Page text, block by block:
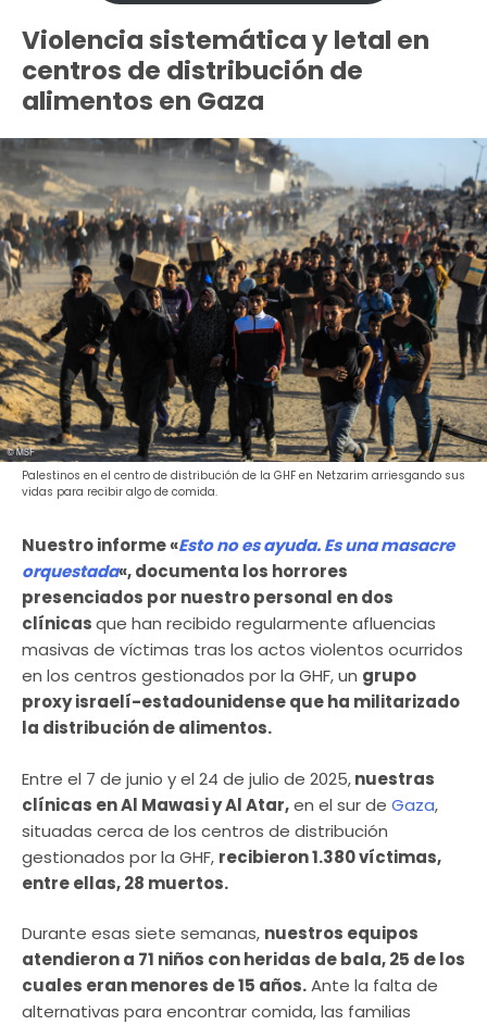
Violencia sistemática y letal en
centros de distribución de
alimentos en Gaza
Palestinos en el centro de distribución de la GHF en Netzarim arriesgando sus
vidas para recibir algo de comida.
Nuestro informe «Esto no es ayuda.Es una masacre
orquestada«, documenta los horrores
presenciados por nuestro personal en dos
clínicasque han recibido regularmente afluencias
masivas de víctimas tras los actos violentos ocurridos
en los centros gestionados por la GHF, un grupo
proxy israelí-estadounidense que ha militarizado
la distribución de alimentos.
Entre el 7 de junio y el 24 de julio de 2025,nuestras
clínicas en Al Mawasi y Al Atar,en el sur de Gaza,
situadas cerca de los centros de distribución
gestionados por la GHF, recibieron 1.380 víctimas,
entre ellas, 28 muertos.
Durante esas siete semanas, nuestros equipos
atendieron a 71 niños con heridas de bala, 25 de los
cuales eran menores de 15 años.Ante la falta de
alternativas para encontrar comida, las familias